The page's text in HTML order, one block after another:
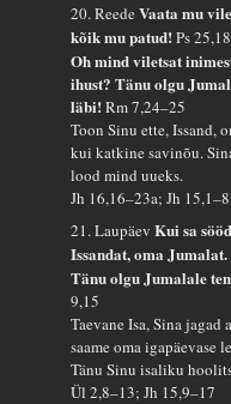
20. ReedeVaata mu
kõik mu patud!Ps 25,18
Oh mind viletsat
ihust? Tänu olgu
läbi!Rm 7,24–25
Toon Sinu ette, Issand,
kui katkine savinõu.
lood mind uueks.
Jh 16,16–23a; Jh 15,1–8
21. LaupäevKui sa
Issandat, oma Jumalat.
Tänu olgu Jumalale
9,15
Taevane Isa, Sina
saame oma igapäevase
Tänu Sinu isaliku
Ül 2,8–13; Jh 15,9–17